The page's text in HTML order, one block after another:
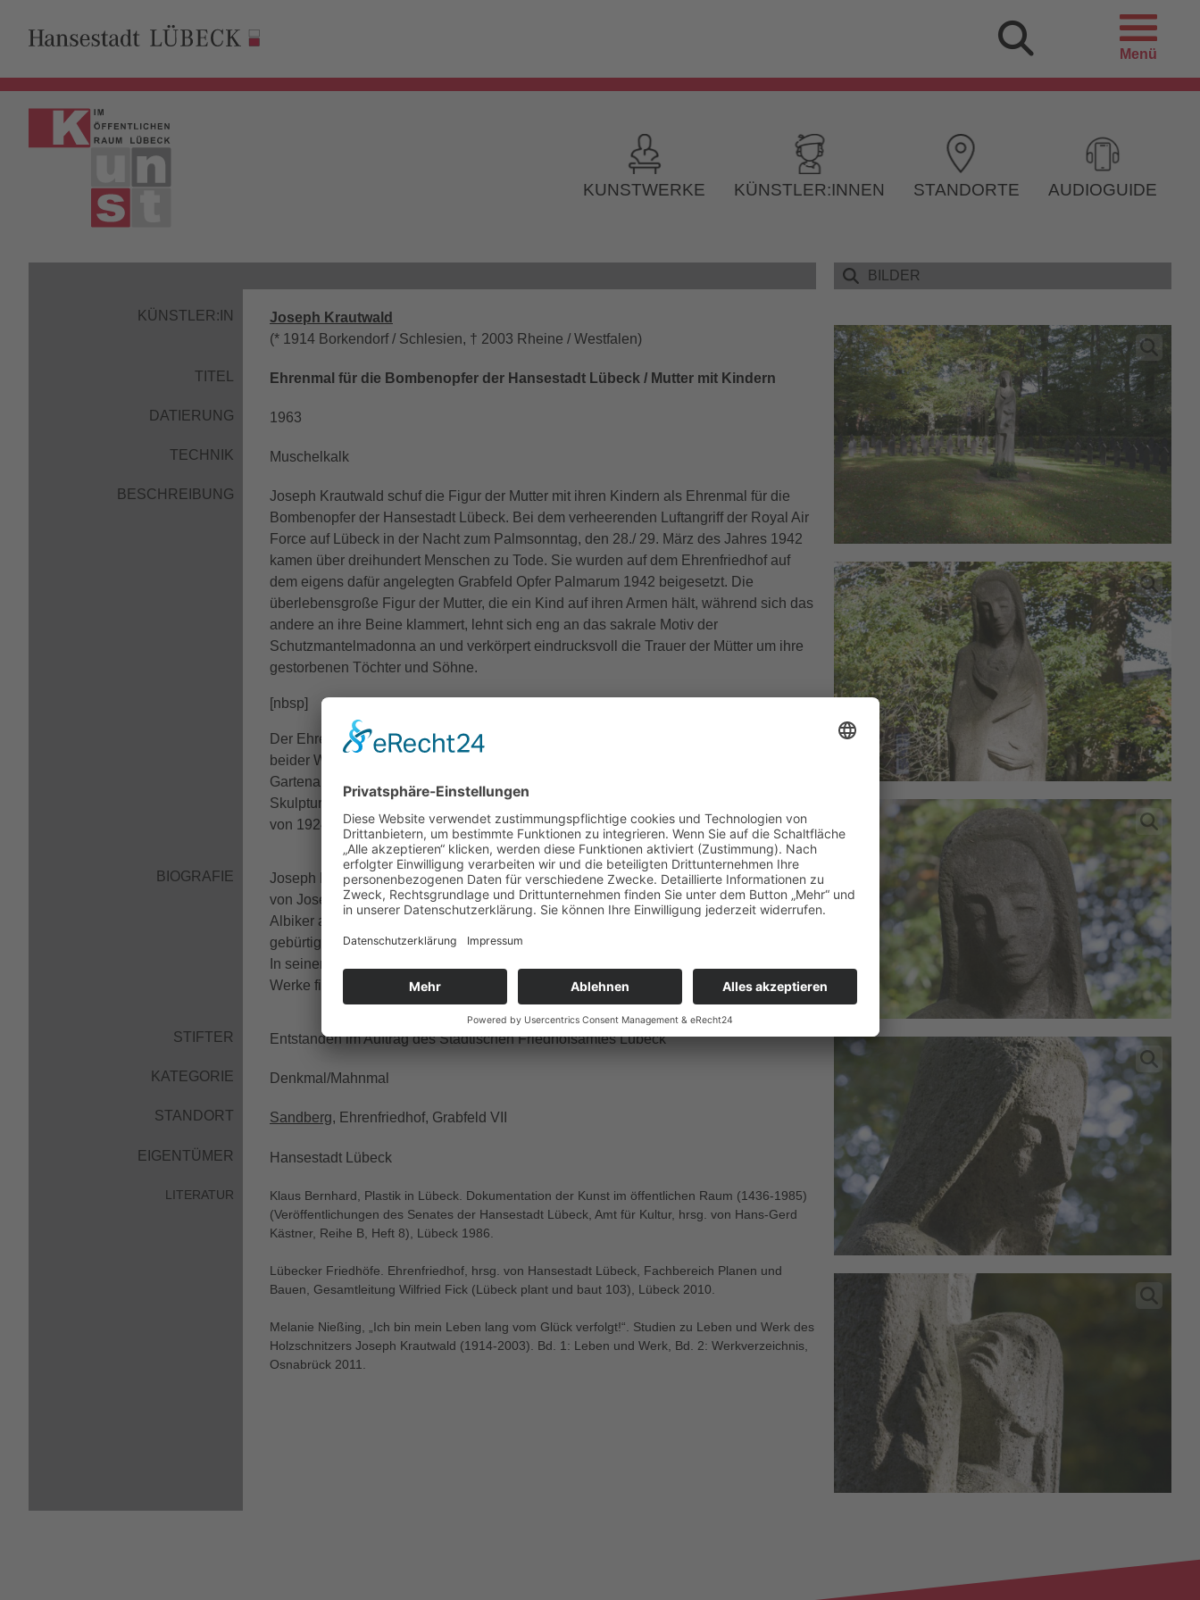
Menü
KUNSTWERKE KÜNSTLER:INNEN STANDORTE AUDIOGUIDE
KÜNSTLER:IN
Joseph Krautwald
(* 1914 Borkendorf / Schlesien, † 2003 Rheine / Westfalen)
TITEL Ehrenmal für die Bombenopfer der Hansestadt Lübeck / Mutter mit Kindern
DATIERUNG 1963
TECHNIK Muschelkalk
BESCHREIBUNG
Joseph Krautwald schuf die Figur der Mutter mit ihren Kindern als Ehrenmal für die
Bombenopfer der Hansestadt Lübeck. Bei dem verheerenden Luftangriff der Royal Air
Force auf Lübeck in der Nacht zum Palmsonntag, den 28./ 29. März des Jahres 1942
kamen über dreihundert Menschen zu Tode. Sie wurden auf dem Ehrenfriedhof auf
dem eigens dafür angelegten Grabfeld Opfer Palmarum 1942 beigesetzt. Die
überlebensgroße Figur der Mutter, die ein Kind auf ihren Armen hält, während sich das
andere an ihre Beine klammert, lehnt sich eng an das sakrale Motiv der
Schutzmantelmadonna an und verkörpert eindrucksvoll die Trauer der Mütter um ihre
gestorbenen Töchter und Söhne.
[nbsp]
Der Ehrenfriedhof ist die zentrale Gedenkstätte für die militärischen und zivilen Opfer
beider Weltkriege. Er geht zurück auf das Jahr 1914 und Pläne des städtischen
Gartenarchitekten Harry Maasz (1880-1946). Auf ihm befinden sich mit Fritz Behns
Skulptur
Sterbender Krieger von 1919 und Richard Emil Kuöhls
von 1924 zwei weitere Ehrenmale.
BIOGRAFIE
Joseph Krautwald erhielt seine künstlerische Ausbildung u.a. in der Bildhauerklasse
von Josef Thorak an der Akademie der Bildenden Künste München und bei Karl
Albiker an der Kunstakademie in Dresden. Nach dem Zweiten Weltkrieg ließ sich der
gebürtige Schlesier im Münsterland nieder und begründete 1951 ein Atelier in Rheine.
In seinem Schaffen nimmt die sakrale Kunst eine besondere Stellung ein. Seine
Werke finden sich vor allem im Bistum Münster und im nordwestdeutschen Raum.
STIFTER Entstanden im Auftrag des Städtischen Friedhofsamtes Lübeck
KATEGORIE Denkmal/Mahnmal
STANDORT Sandberg, Ehrenfriedhof, Grabfeld VII
EIGENTÜMER Hansestadt Lübeck
LITERATUR
Klaus Bernhard, Plastik in Lübeck. Dokumentation der Kunst im öffentlichen Raum (1436-1985)
(Veröffentlichungen des Senates der Hansestadt Lübeck, Amt für Kultur, hrsg. von Hans-Gerd
Kästner, Reihe B, Heft 8), Lübeck 1986.
Lübecker Friedhöfe. Ehrenfriedhof, hrsg. von Hansestadt Lübeck, Fachbereich Planen und
Bauen, Gesamtleitung Wilfried Fick (Lübeck plant und baut 103), Lübeck 2010.
Melanie Nießing, „Ich bin mein Leben lang vom Glück verfolgt!“. Studien zu Leben und Werk des
Holzschnitzers Joseph Krautwald (1914-2003). Bd. 1: Leben und Werk, Bd. 2: Werkverzeichnis,
Osnabrück 2011.
BILDER